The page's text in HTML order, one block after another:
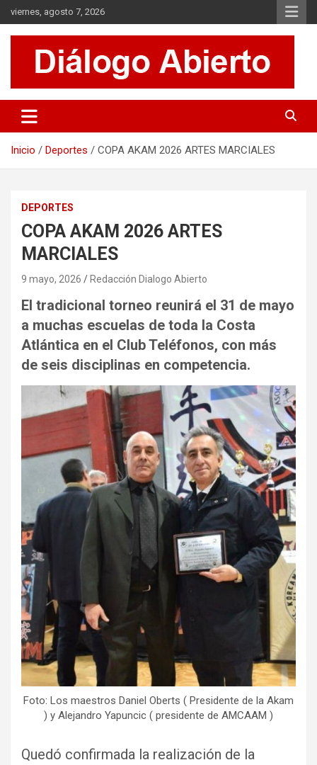
Saltar
al
contenido
viernes, agosto 7, 2026
Diálogo Abierto
Se tratan diversos temas de actualidad buscando hacer un
aporte a la sociedad, brindando información relevante de lo que
Inicio Deportes COPA AKAM 2026 ARTES MARCIALES
DEPORTES
COPA AKAM 2026 ARTES
MARCIALES
9 mayo, 2026 Redacción Dialogo Abierto
El tradicional torneo reunirá el 31 de mayo
a muchas escuelas de toda la Costa
Atlántica en el Club Teléfonos, con más
de seis disciplinas en competencia.
Foto: Los maestros Daniel Oberts ( Presidente de la Akam
) y Alejandro Yapuncic ( presidente de AMCAAM )
Quedó confirmada la realización de la